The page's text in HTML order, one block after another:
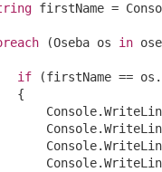
firstName =
(Oseba os in
if (firstName ==
{